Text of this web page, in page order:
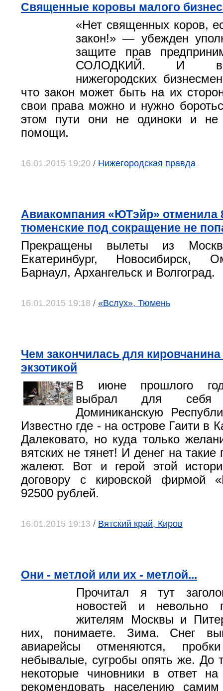
Священные коровы малого
«Нет священных коров,
закон!» — убежден
защите прав
СОЛОДКИЙ. И
нижегородских
что закон может быть на их
свои права можно и нужно
этом пути они не одиноки и не
помощи.
16.01.2015 19:20 / Нижегородская правда
Авиакомпания «ЮТэйр» отменила
тюменские под сокращение не
Прекращены вылеты из
Екатеринбург, Новосибирск,
Барнаул, Архангельск и Волгоград.
16.01.2015 19:18 / «Вслух», Тюмень
Чем закончилась для кировчанина
экзотикой
В июне прошлого
выбрал для себя
Доминиканскую
Известно где - на острове Гаити в
Далековато, но куда только
вятских не тянет! И денег на такие
жалеют. Вот и герой этой
договору с кировской фирмой
92500 рублей.
16.01.2015 19:13 / Вятский край, Киров
Они - метлой или их - метлой...
Прочитал я тут
новостей и невольно
жителям Москвы и
них, понимаете. Зима. Снег
авиарейсы отменяются,
небывалые, сугробы опять же. До
некоторые чиновники в ответ на
рекомендовать населению